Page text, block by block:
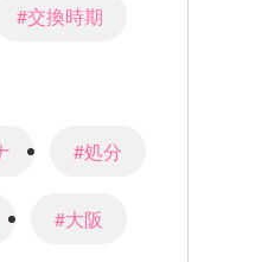
#交換時期
#処分
#大阪